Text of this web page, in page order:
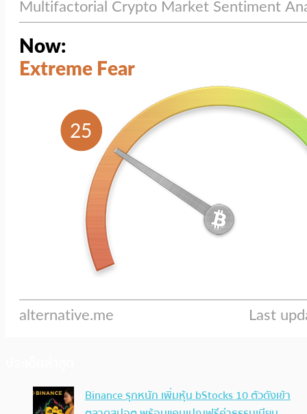
Binance รุกหนัก เพิ่มหุ้น bStocks 10 ตัวดังเข้า